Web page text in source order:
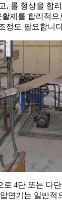
, 롤 형상을 합
제를 합리적으
정도 필요합니
로 4단 또는 다
연기는 일반적